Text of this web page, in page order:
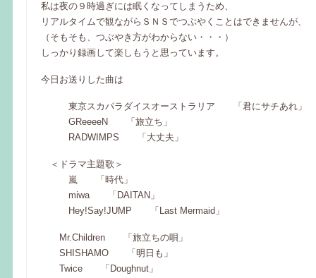
私は夜の９時過ぎには眠くなってしまうため、
リアルタイムで観ながらＳＮＳでつぶやくことはできませんが、
（そもそも、つぶやき方がわからない・・・）
しっかり録画して楽しもうと思っています。
今日お送りした曲は
東京スカパラダイスオーストラリア 「君にサチあれ」
GReeeeN 「旅立ち」
RADWIMPS 「大丈夫」
＜ドラマ主題歌＞
嵐 「時代」
miwa 「DAITAN」
Hey!Say!JUMP 「Last Mermaid」
Mr.Children 「旅立ちの唄」
SHISHAMO 「明日も」
Twice 「Doughnut」